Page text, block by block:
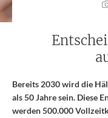
Bereits 2030 wird die
als 50 Jahre sein. Diese
werden 500.000